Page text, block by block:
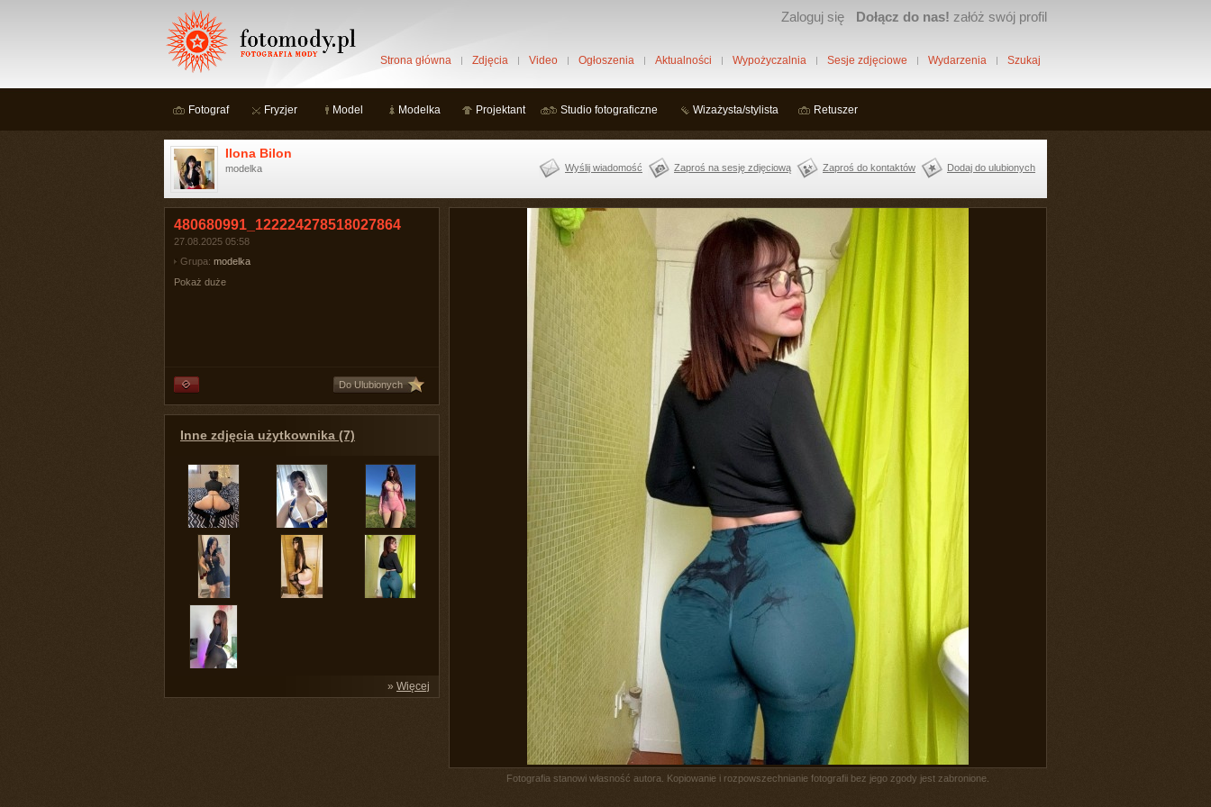
Zaloguj się Dołącz do nas! załóż swój profil
Strona główna Zdjęcia Video Ogłoszenia Aktualności Wypożyczalnia Sesje zdjęciowe Wydarzenia Szukaj
Fotograf Fryzjer Model Modelka Projektant Studio fotograficzne Wizażysta/stylista Retuszer
Ilona Bilon
modelka Wyślij wiadomość Zaproś na sesję zdjęciową Zaproś do kontaktów Dodaj do ulubionych
480680991_122224278518027864
27.08.2025 05:58
Grupa: modelka
Pokaż duże
Do Ulubionych
Inne zdjęcia użytkownika (7)
» Więcej
Fotografia stanowi własność autora. Kopiowanie i rozpowszechnianie fotografii bez jego zgody jest zabronione.